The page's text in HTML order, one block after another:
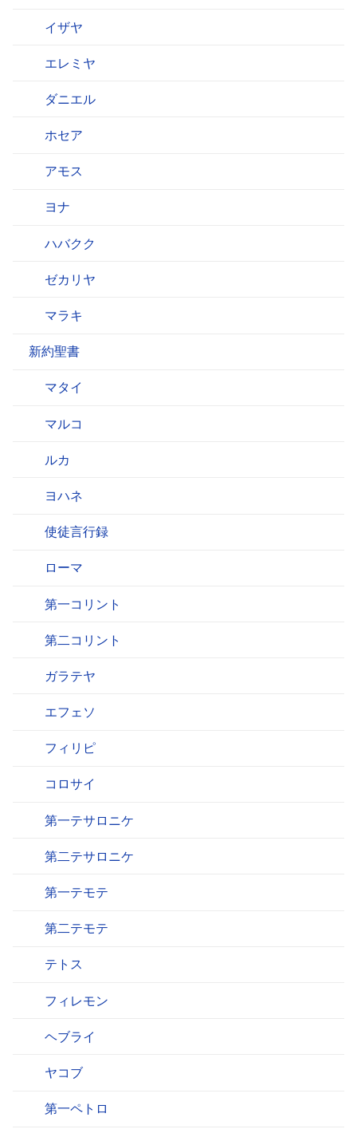
イザヤ
エレミヤ
ダニエル
ホセア
アモス
ヨナ
ハバクク
ゼカリヤ
マラキ
新約聖書
マタイ
マルコ
ルカ
ヨハネ
使徒言行録
ローマ
第一コリント
第二コリント
ガラテヤ
エフェソ
フィリピ
コロサイ
第一テサロニケ
第二テサロニケ
第一テモテ
第二テモテ
テトス
フィレモン
ヘブライ
ヤコブ
第一ペトロ